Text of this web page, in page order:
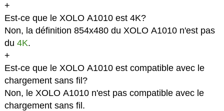
+
Est-ce que le XOLO A1010 est 4K?
Non, la définition 854x480 du XOLO A1010 n'est pas
du 4K.
+
Est-ce que le XOLO A1010 est compatible avec le
chargement sans fil?
Non, le XOLO A1010 n'est pas compatible avec le
chargement sans fil.